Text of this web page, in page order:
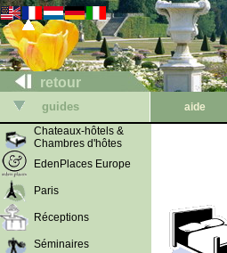
retour
guides aide
Chateaux-hôtels &
Chambres d'hôtes
EdenPlaces Europe
Paris
Réceptions
Séminaires